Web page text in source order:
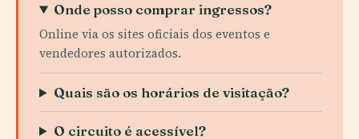
Onde posso comprar ingressos?
Online via os sites oficiais dos eventos e
vendedores autorizados.
Quais são os horários de visitação?
O circuito é acessível?